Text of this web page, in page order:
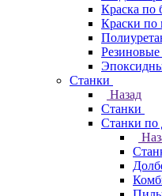
Краска по
Краски по
Резиновые
Станки
Назад
Станки
Станки по